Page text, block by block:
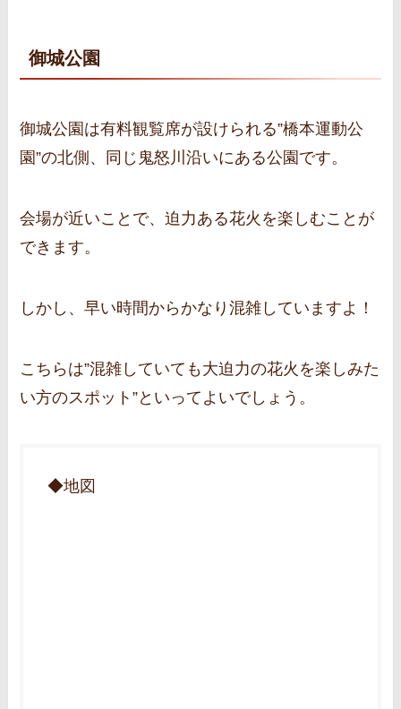
御城公園
御城公園は有料観覧席が設けられる”橋本運動公
園”の北側、同じ鬼怒川沿いにある公園です。
会場が近いことで、迫力ある花火を楽しむことが
できます。
しかし、早い時間からかなり混雑していますよ！
こちらは”混雑していても大迫力の花火を楽しみた
い方のスポット”といってよいでしょう。
◆地図